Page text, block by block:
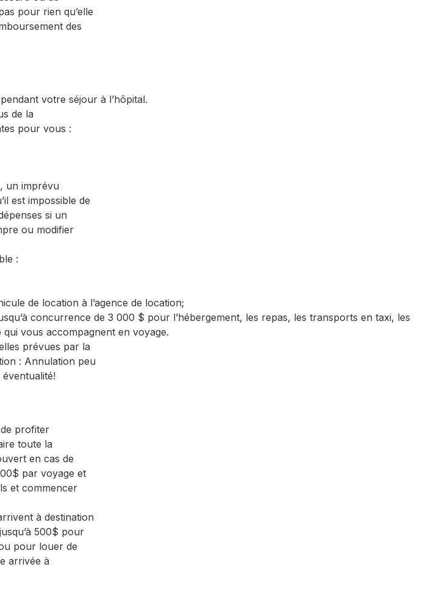
pour rien qu’elle
des
votre séjour à l’hôpital.
de la
pour vous :
un imprévu
est impossible de
si un
ou modifier
:
de location à l’agence de location;
concurrence de 3 000 $ pour l’hébergement, les repas, les transports en taxi, les
qui vous accompagnent en voyage.
prévues par la
: Annulation peu
profiter
toute la
en cas de
par voyage et
et commencer
à destination
500$ pour
pour louer de
arrivée à